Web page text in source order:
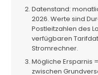
Datenstand:
2026. Werte sind
Postleitzahlen des
verfügbaren
Stromrechner.
Mögliche Ersparnis
zwischen